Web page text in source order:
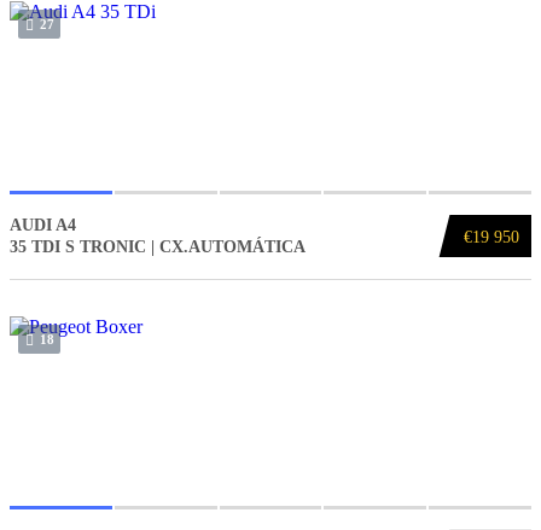
27
€19 950
AUDI A4
35 TDI S TRONIC | CX.AUTOMÁTICA
18